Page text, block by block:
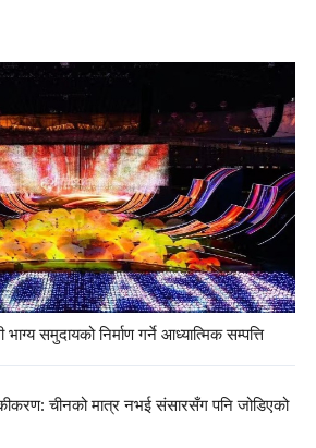
समुदायको निर्माण गर्ने आध्यात्मिक सम्पत्ति
चीनको मात्र नभई संसारसँग पनि जोडिएको